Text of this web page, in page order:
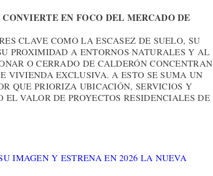
EN FOCO DEL MERCADO DE
CLAVE COMO LA ESCASEZ DE SUELO, SU
PROXIMIDAD A ENTORNOS NATURALES Y AL
O CERRADO DE CALDERÓN CONCENTRAN
VIVIENDA EXCLUSIVA. A ESTO SE SUMA UN
QUE PRIORIZA UBICACIÓN, SERVICIOS Y
VALOR DE PROYECTOS RESIDENCIALES DE
IMAGEN Y ESTRENA EN 2026 LA NUEVA